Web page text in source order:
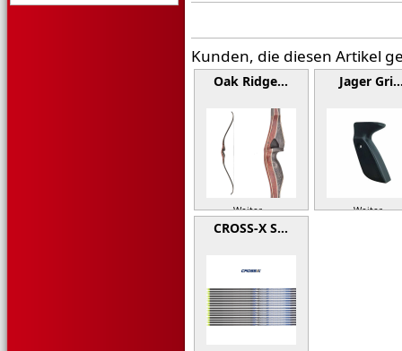
Kunden, die diesen Artikel
Oak Ridge…
Weiter »
Jager
Weiter »
CROSS-X S…